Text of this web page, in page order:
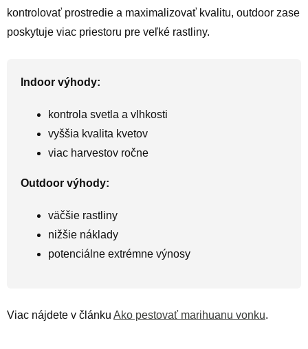
kontrolovať prostredie a maximalizovať kvalitu, outdoor zase
poskytuje viac priestoru pre veľké rastliny.
Indoor výhody:
kontrola svetla a vlhkosti
vyššia kvalita kvetov
viac harvestov ročne
Outdoor výhody:
väčšie rastliny
nižšie náklady
potenciálne extrémne výnosy
Viac nájdete v článku Ako pestovať marihuanu vonku.